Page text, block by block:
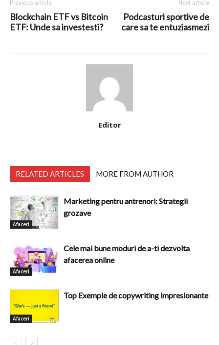
Previous article
Blockchain ETF vs Bitcoin
ETF: Unde sa investesti?
Next article
Podcasturi sportive de
care sa te entuziasmezi
Editor
RELATED ARTICLES MORE FROM AUTHOR
Afaceri
Marketing pentru antrenori: Strategii
grozave
Afaceri
Cele mai bune moduri de a-ti dezvolta
afacerea online
Afaceri
Top Exemple de copywriting impresionante